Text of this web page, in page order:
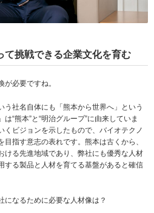
て挑戦できる企業文化を育む
が必要ですね。
う社名自体にも「熊本から世界へ」という
“熊本”と“明治グループ”に由来していま
くビジョンを示したもので、バイオテクノ
指す意志の表れです。熊本は古くから、
ける先進地域であり、弊社にも優秀な人材
する製品と人材を育てる基盤があると確信
になるために必要な人材像は？